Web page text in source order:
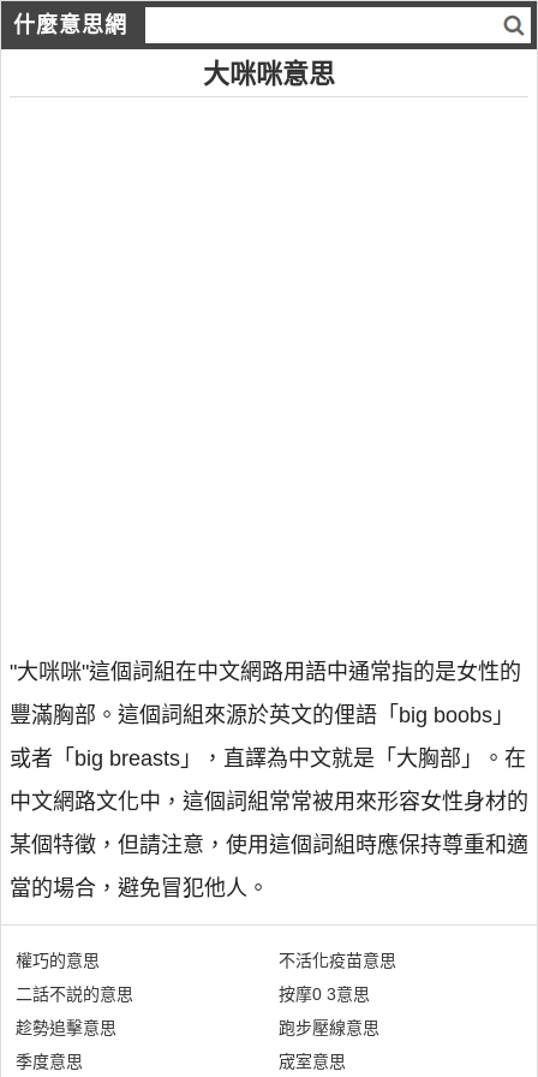
什麼意思網
大咪咪意思
"大咪咪"這個詞組在中文網路用語中通常指的是女性的
豐滿胸部。這個詞組來源於英文的俚語「big boobs」
或者「big breasts」，直譯為中文就是「大胸部」。在
中文網路文化中，這個詞組常常被用來形容女性身材的
某個特徵，但請注意，使用這個詞組時應保持尊重和適
當的場合，避免冒犯他人。
權巧的意思
二話不説的意思
趁勢追擊意思
季度意思
不活化疫苗意思
按摩0 3意思
跑步壓線意思
宬室意思